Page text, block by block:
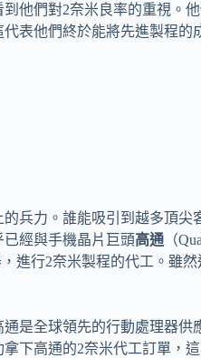
他們對2奈米良率的重視。
表他們終於能將先進製程
兵力。誰能吸引到越多頂
經與手機晶片巨頭高通 （
進行2奈米製程的代工。雖
是全球領先的行動處理器供
下高通的2奈米代工訂單，